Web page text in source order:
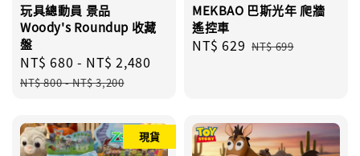
玩具總動員 景品
Woody's Roundup 收藏
盤
Sale
price
NT$ 680 - NT$ 2,480
NT$ 800-NT$ 3,200
MEKBAO 巴斯光年 爬牆
遙控車
Sale
NT$ 629 Regular
NT$ 699
現貨